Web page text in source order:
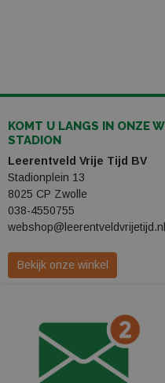
KOMT U LANGS IN ONZE
STADION
Leerentveld Vrije Tijd BV
Stadionplein 13
8025 CP Zwolle
038-4550755
webshop@leerentveldvrijetijd.nl
Bekijk onze winkel